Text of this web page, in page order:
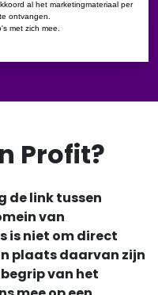
Profit?
de link tussen
van
is niet om direct
plaats daarvan zijn
van het